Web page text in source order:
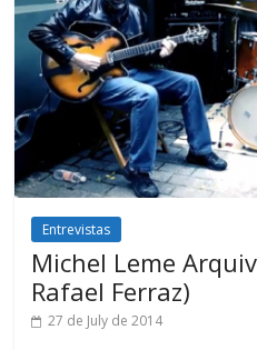
Entrevistas
Michel Leme
Rafael Ferraz)
27 de July de 2014